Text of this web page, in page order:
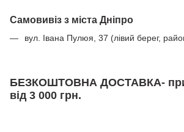
Самовивіз з міста Дніпро
вул. Івана Пулюя, 37 (лівий берег,
БЕЗКОШТОВНА ДОСТАВКА- при
від 3 000 грн.